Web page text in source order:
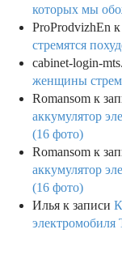
которых мы
ProProdvizhEn
стремятся
cabinet-login-
женщины
Romansom к
аккумулятор
(16 фото)
Romansom к
аккумулятор
(16 фото)
Илья к записи
электромобиля